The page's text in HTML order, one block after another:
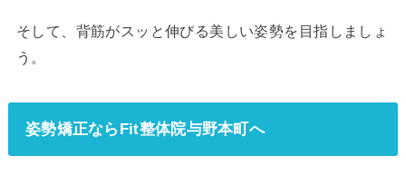
そして、背筋がスッと伸びる美しい姿勢を目指しましょ
う。
姿勢矯正ならFit整体院与野本町へ